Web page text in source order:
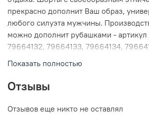
прекрасно дополнит Ваш образ,
любого силуэта мужчины.
можно дополнит рубашками - артикул
79664132, 79664133, 79664134,
Показать полностью
Отзывы
Отзывов еще никто не оставлял